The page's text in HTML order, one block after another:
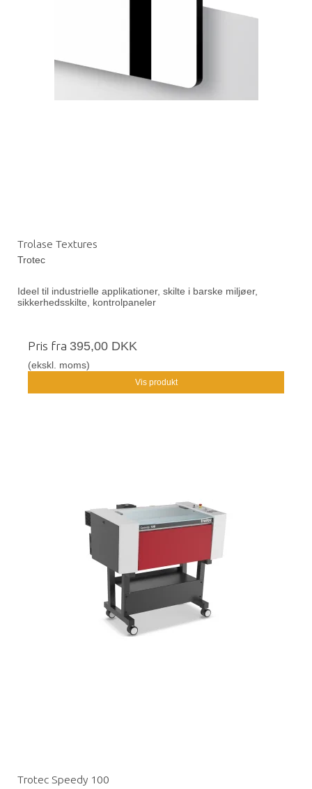
Trolase Textures
Trotec
Ideel til industrielle applikationer, skilte i barske miljøer,
sikkerhedsskilte, kontrolpaneler
Pris fra 395,00 DKK
(ekskl. moms)
Vis produkt
Trotec Speedy 100